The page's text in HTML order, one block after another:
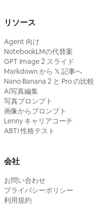
リソース
Agent 向け
NotebookLMの代替案
GPT Image 2 スライド
Markdown から 𝕏 記事へ
Nano Banana 2 と Pro の比較
AI写真編集
写真プロンプト
画像からプロンプト
Lenny キャリアコーチ
ABTI 性格テスト
会社
お問い合わせ
プライバシーポリシー
利用規約